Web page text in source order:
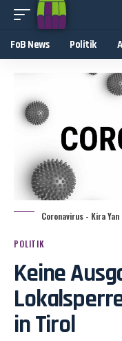
FoB News Politik
Coronavirus - Kira
POLITIK
Keine
in Tirol